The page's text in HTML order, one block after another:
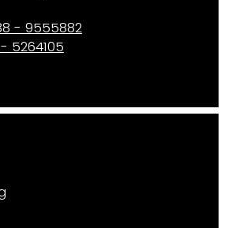
- 9555882
- 5264105